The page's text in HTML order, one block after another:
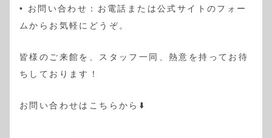
• お問い合わせ：お電話または公式サイトのフォー
ムからお気軽にどうぞ。
皆様のご来館を、スタッフ一同、熱意を持ってお待
ちしております！
お問い合わせはこちらから⬇️